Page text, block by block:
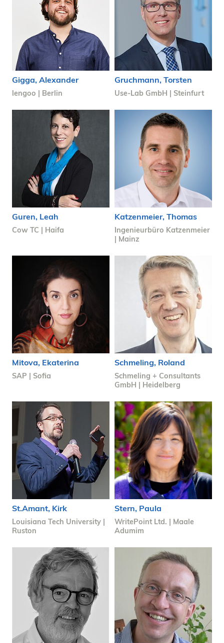
Gigga, Alexander
lengoo | Berlin
Gruchmann, Torsten
Use-Lab GmbH | Steinfurt
Guren, Leah
Cow TC | Haifa
Katzenmeier, Thomas
Ingenieurbüro Katzenmeier
| Mainz
Mitova, Ekaterina
SAP | Sofia
Schmeling, Roland
Schmeling + Consultants
GmbH | Heidelberg
St.Amant, Kirk
Louisiana Tech University |
Ruston
Stern, Paula
WritePoint Ltd. | Maale
Adumim